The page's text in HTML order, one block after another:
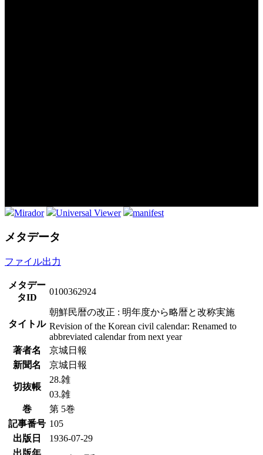
Mirador Universal Viewer manifest
メタデータ
ファイル出力
メタデー
タID
0100362924
タイトル
朝鮮民暦の改正 : 明年度から略暦と改称実施
Revision of the Korean civil calendar: Renamed to
abbreviated calendar from next year
著者名
京城日報
新聞名
京城日報
切抜帳
28.雑
03.雑
巻
第 5巻
記事番号 105
出版日
1936-07-29
出版年